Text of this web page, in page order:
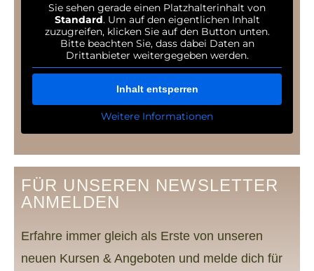
Sie sehen gerade einen Platzhalterinhalt von
Standard. Um auf den eigentlichen Inhalt
zuzugreifen, klicken Sie auf den Button unten.
Bitte beachten Sie, dass dabei Daten an
Drittanbieter weitergegeben werden.
Inhalt entsperren
Weitere Informationen
FÜR UNSEREN NEWSLETTER
ANMELDEN
Erfahre immer gleich als Erste von unseren
neuen Kursen & Angeboten und melde dich für